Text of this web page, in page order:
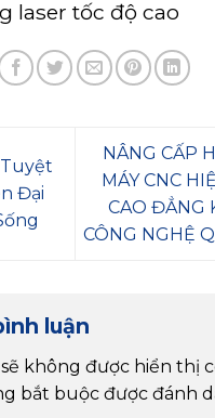
laser tốc độ cao
Tuyệt
Đại
NÂNG CẤP
MÁY CNC
CAO ĐẲNG
CÔNG NGHỆ
luận
không được hiển thị
bắt buộc được đánh